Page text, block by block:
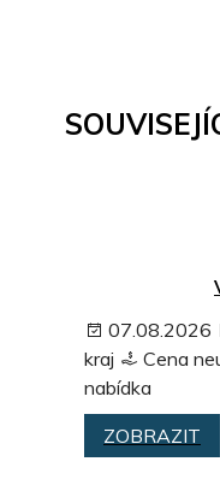
07.08.2026
kraj
Cena
nabídka
ZOBRAZIT